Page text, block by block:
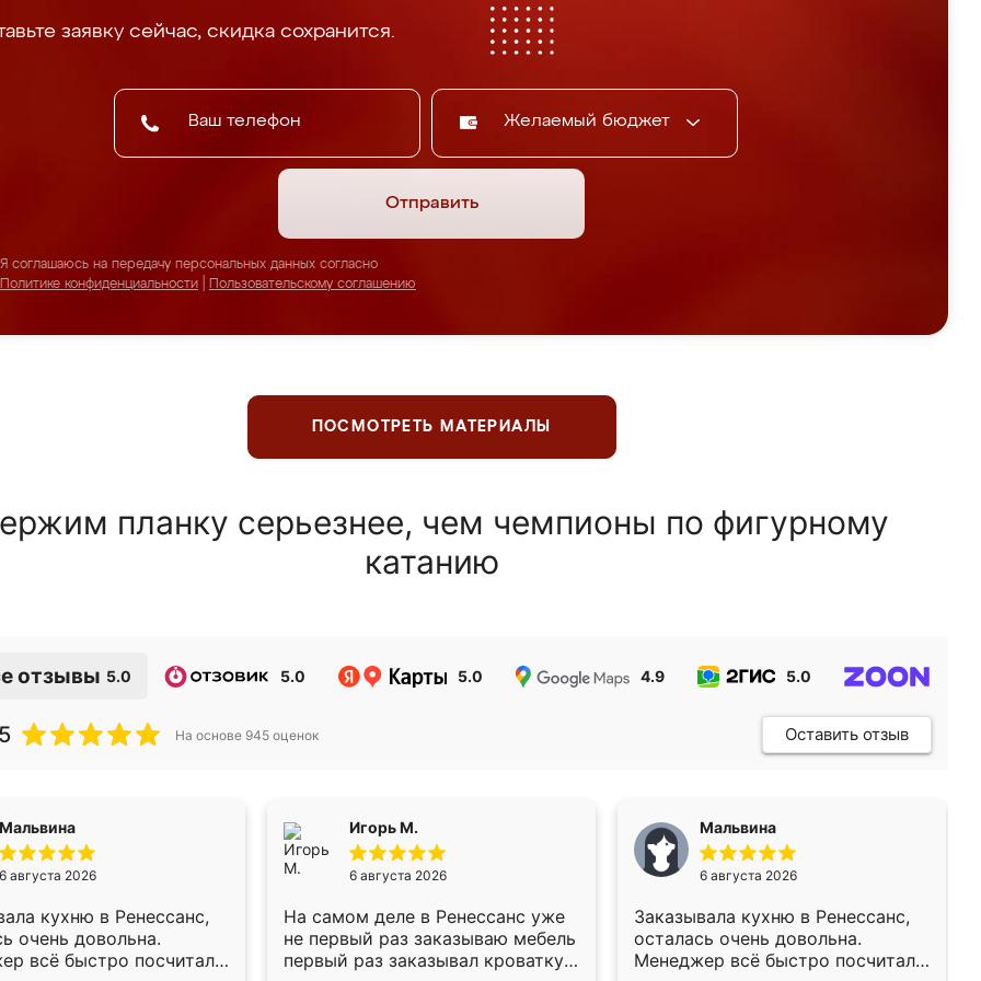
заявку сейчас, скидка сохранится.
Желаемый бюджет
Отправить
Я соглашаюсь на передачу персональных данных согласно
Политике конфиденциальности
Пользовательскому соглашению
ПОСМОТРЕТЬ МАТЕРИАЛЫ
планку серьезнее, чем чемпионы по фигурному
катанию
отзывы 5.0 5.0 5.0 4.9 5.0
На основе 945 оценок Оставить отзыв
Мальвина
6 августа 2026
кухню в Ренессанс,
очень довольна.
всё быстро посчитала,
Игорь М.
6 августа 2026
На самом деле в Ренессанс уже
не первый раз заказываю мебель
первый раз заказывал кроватку
Мальвина
6 августа 2026
Заказывала кухню в Ренессанс,
осталась очень довольна.
Менеджер всё быстро посчитала,